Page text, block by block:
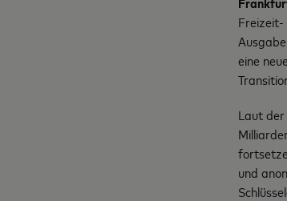
eine
Laut
und